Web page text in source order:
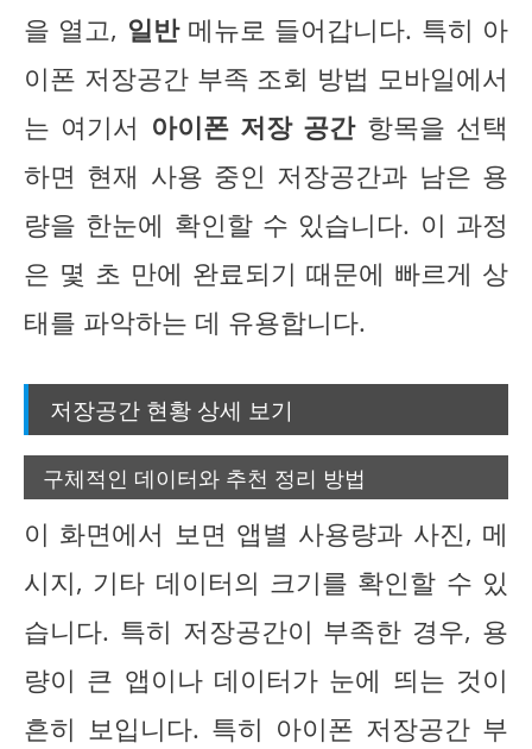
을 열고, 일반메뉴로 들어갑니다. 특히 아
이폰 저장공간 부족 조회 방법 모바일에서
는 여기서 아이폰 저장 공간항목을 선택
하면 현재 사용 중인 저장공간과 남은 용
량을 한눈에 확인할 수 있습니다. 이 과정
은 몇 초 만에 완료되기 때문에 빠르게 상
태를 파악하는 데 유용합니다.
저장공간 현황 상세 보기
구체적인 데이터와 추천 정리 방법
이 화면에서 보면 앱별 사용량과 사진, 메
시지, 기타 데이터의 크기를 확인할 수 있
습니다. 특히 저장공간이 부족한 경우, 용
량이 큰 앱이나 데이터가 눈에 띄는 것이
흔히 보입니다. 특히 아이폰 저장공간 부